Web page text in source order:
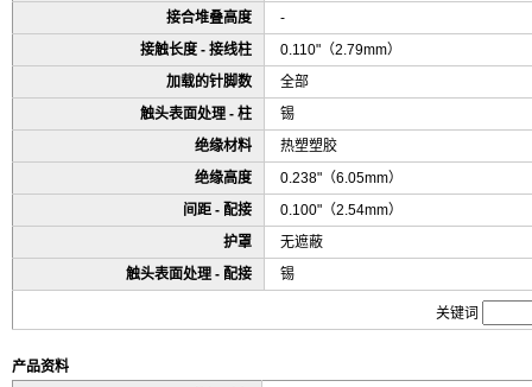
接合堆叠高度
-
接触长度 - 接线柱
0.110"（2.79mm）
加载的针脚数
全部
触头表面处理 - 柱
锡
绝缘材料
热塑塑胶
绝缘高度
0.238"（6.05mm）
间距 - 配接
0.100"（2.54mm）
护罩
无遮蔽
触头表面处理 - 配接
锡
关键词
产品资料